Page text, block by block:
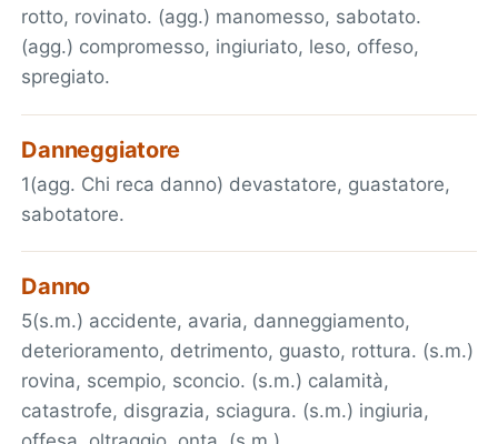
rotto, rovinato. (agg.) manomesso, sabotato.
(agg.) compromesso, ingiuriato, leso, offeso,
spregiato.
Danneggiatore
1(agg. Chi reca danno) devastatore, guastatore,
sabotatore.
Danno
5(s.m.) accidente, avaria, danneggiamento,
deterioramento, detrimento, guasto, rottura. (s.m.)
rovina, scempio, sconcio. (s.m.) calamità,
catastrofe, disgrazia, sciagura. (s.m.) ingiuria,